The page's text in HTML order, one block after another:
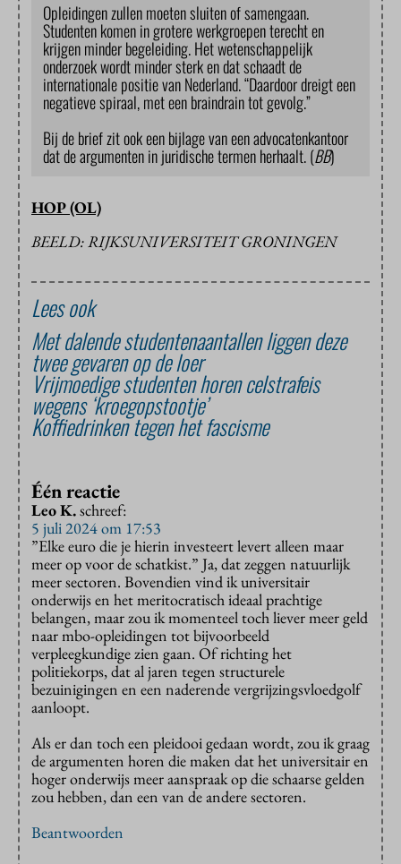
Opleidingen zullen moeten sluiten of samengaan.
Studenten komen in grotere werkgroepen terecht en
krijgen minder begeleiding. Het wetenschappelijk
onderzoek wordt minder sterk en dat schaadt de
internationale positie van Nederland. “Daardoor dreigt een
negatieve spiraal, met een braindrain tot gevolg.”
Bij de brief zit ook een bijlage van een advocatenkantoor
dat de argumenten in juridische termen herhaalt. (BB)
HOP (OL)
BEELD: RIJKSUNIVERSITEIT GRONINGEN
Lees ook
Met dalende studentenaantallen liggen deze
twee gevaren op de loer
Vrijmoedige studenten horen celstrafeis
wegens ‘kroegopstootje’
Koffiedrinken tegen het fascisme
Één reactie
Leo K.schreef:
5 juli 2024 om 17:53
”Elke euro die je hierin investeert levert alleen maar
meer op voor de schatkist.” Ja, dat zeggen natuurlijk
meer sectoren. Bovendien vind ik universitair
onderwijs en het meritocratisch ideaal prachtige
belangen, maar zou ik momenteel toch liever meer geld
naar mbo-opleidingen tot bijvoorbeeld
verpleegkundige zien gaan. Of richting het
politiekorps, dat al jaren tegen structurele
bezuinigingen en een naderende vergrijzingsvloedgolf
aanloopt.
Als er dan toch een pleidooi gedaan wordt, zou ik graag
de argumenten horen die maken dat het universitair en
hoger onderwijs meer aanspraak op die schaarse gelden
zou hebben, dan een van de andere sectoren.
Beantwoorden